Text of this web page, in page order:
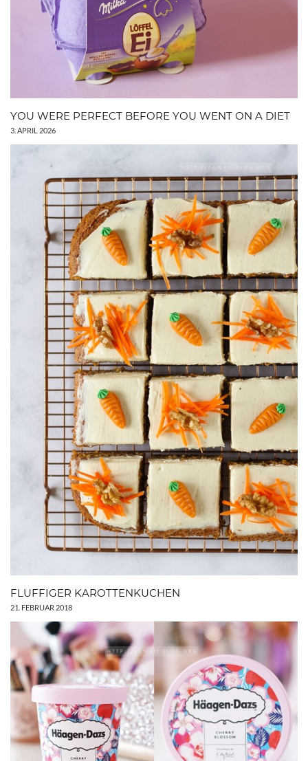
YOU WERE PERFECT BEFORE YOU WENT ON A DIET
3. APRIL 2026
FLUFFIGER KAROTTENKUCHEN
21. FEBRUAR 2018